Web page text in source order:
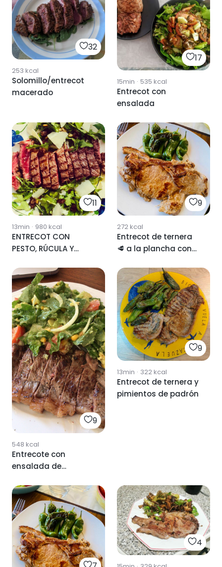
32
253 kcal
Solomillo/entrecot
macerado
17
15min · 535 kcal
Entrecot con
ensalada
11
13min · 980 kcal
ENTRECOT CON
PESTO, RÚCULA Y
9
272kcal
Entrecot de ternera
🥩 a la plancha con
😋
9
548 kcal
Entrecote con
ensalada de
9
13min · 322kcal
Entrecot de ternera y
pimientos de padrón
4